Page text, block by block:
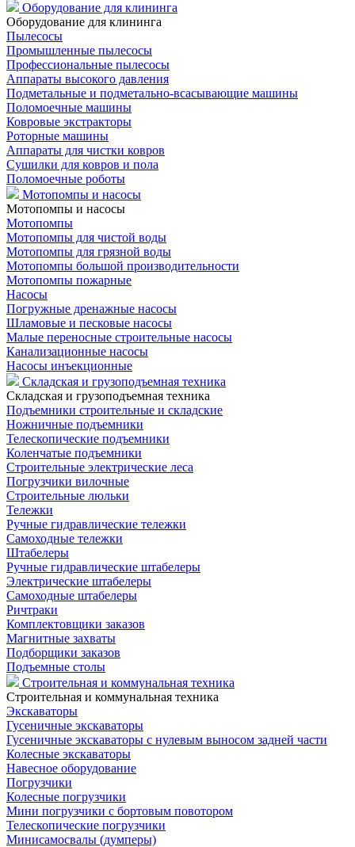
Оборудование для клининга
Оборудование для клининга
Пылесосы
Промышленные пылесосы
Профессиональные пылесосы
Аппараты высокого давления
Подметальные и подметально-всасывающие машины
Поломоечные машины
Ковровые экстракторы
Роторные машины
Аппараты для чистки ковров
Сушилки для ковров и пола
Поломоечные роботы
Мотопомпы и насосы
Мотопомпы и насосы
Мотопомпы
Мотопомпы для чистой воды
Мотопомпы для грязной воды
Мотопомпы большой производительности
Мотопомпы пожарные
Насосы
Погружные дренажные насосы
Шламовые и песковые насосы
Малые переносные строительные насосы
Канализационные насосы
Насосы инъекционные
Складская и грузоподъемная техника
Складская и грузоподъемная техника
Подъемники строительные и складские
Ножничные подъемники
Телескопические подъемники
Коленчатые подъемники
Строительные электрические леса
Погрузчики вилочные
Строительные люльки
Тележки
Ручные гидравлические тележки
Самоходные тележки
Штабелеры
Ручные гидравлические штабелеры
Электрические штабелеры
Самоходные штабелеры
Ричтраки
Комплектовщики заказов
Магнитные захваты
Подборщики заказов
Подъемные столы
Строительная и коммунальная техника
Строительная и коммунальная техника
Экскаваторы
Гусеничные экскаваторы
Гусеничные экскаваторы с нулевым выносом задней части
Колесные экскаваторы
Навесное оборудование
Погрузчики
Колесные погрузчики
Мини погрузчики с бортовым повотором
Телескопические погрузчики
Минисамосвалы (думперы)